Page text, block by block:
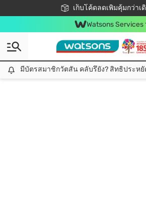
เก็บโค้ดลดเพิ่มคุ้มกว่าเ
ชอปออนไลน์ครั้งแรก ลดเพิ่มจุ
📦ส่งฟรี! เมื่อชอป
สมาชิกวัตสัน คลับดียั
Watsons Services
มีบัตรสมาชิกวัตสัน คลับรึยัง? สิทธิประหยัดสุดว้าวรอคุณอยู่ ชอปคุ้มกว่าเดิม คลิก!
มีบัตรสมาชิกวัตสัน คลับรึยัง? สิทธิประห